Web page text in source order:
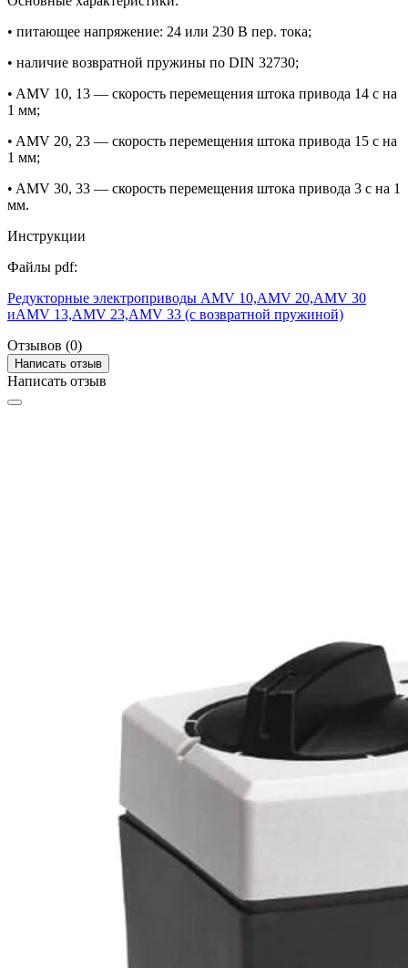
• питающее напряжение: 24 или 230 В пер. тока;
• наличие возвратной пружины по DIN 32730;
• AMV 10, 13 — скорость перемещения штока привода 14 с на
1 мм;
• AMV 20, 23 — скорость перемещения штока привода 15 с на
1 мм;
• AMV 30, 33 — скорость перемещения штока привода 3 с на 1
мм.
Инструкции
Файлы pdf:
Редукторные электроприводы AMV 10,AMV 20,AMV 30
иAMV 13,AMV 23,AMV 33 (с возвратной пружиной)
Отзывов (0)
Написать отзыв
Написать отзыв